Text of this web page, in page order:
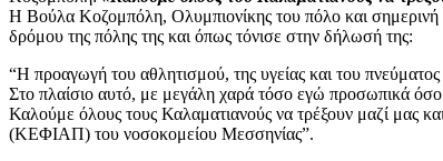
Η Βούλα Κοζομπόλη, Ολυμπιονίκης του πόλο και
δρόμου της πόλης της και όπως τόνισε στην δήλωσή της:
“Η προαγωγή του αθλητισμού, της υγείας και του
Στο πλαίσιο αυτό, με μεγάλη χαρά τόσο εγώ προσωπικά
Καλούμε όλους τους Καλαματιανούς να τρέξουν μαζί μας
(ΚΕΦΙΑΠ) του νοσοκομείου Μεσσηνίας”.